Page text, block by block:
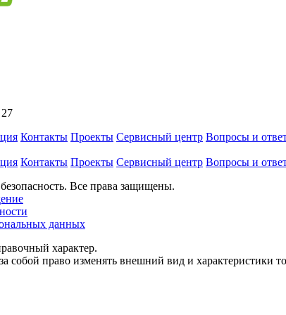
Контакты Проекты Сервисный центр Вопросы и
Контакты Проекты Сервисный центр Вопросы и
Все права защищены.
данных
характер.
собой право изменять внешний вид и характеристики